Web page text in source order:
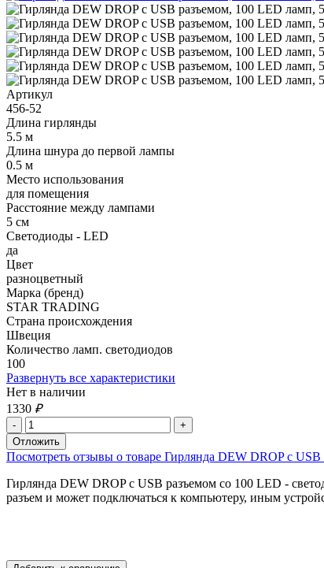
Артикул
456-52
Длина гирлянды
5.5 м
Длина шнура до первой лампы
0.5 м
Место использования
для помещения
Расстояние между лампами
5 см
Светодиоды - LED
да
Цвет
разноцветный
Марка (бренд)
STAR TRADING
Страна происхождения
Швеция
Количество ламп. светодиодов
100
Развернуть все характеристики
Нет в наличии
1330 ₽
Посмотреть отзывы о товаре Гирлянда DEW DROP с
Гирлянда DEW DROP с USB разъемом со 100 LED -
разъем и может подключаться к компьютеру, иным